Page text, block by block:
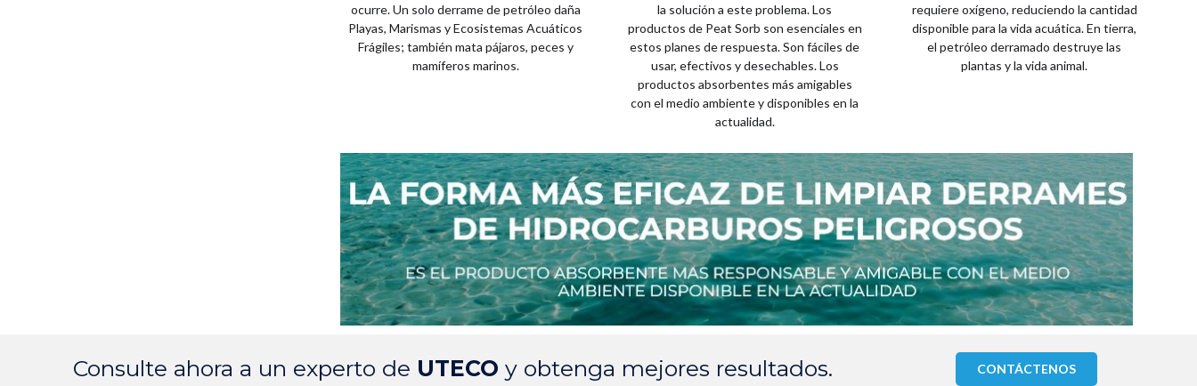
ocurre. Un solo derrame de petróleo daña
Playas, Marismas y Ecosistemas Acuáticos
Frágiles; también mata pájaros, peces y
mamíferos marinos.
la solución a este problema. Los
productos de Peat Sorb son esenciales en
estos planes de respuesta. Son fáciles de
usar, efectivos y desechables. Los
productos absorbentes más amigables
con el medio ambiente y disponibles en la
actualidad.
requiere oxígeno, reduciendo la cantidad
disponible para la vida acuática. En tierra,
el petróleo derramado destruye las
plantas y la vida animal.
Consulte ahora a un experto de UTECO y obtenga mejores resultados. CONTÁCTENOS